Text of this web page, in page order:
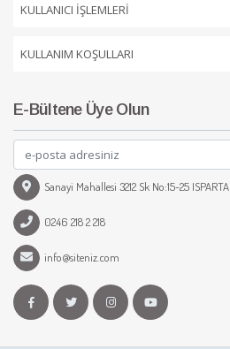
KULLANICI İŞLEMLERİ
KULLANIM KOŞULLARI
E-Bültene Üye Olun
Sanayi Mahallesi 3212 Sk No:15-25 ISPARTA
0246 218 2 218
info@siteniz.com